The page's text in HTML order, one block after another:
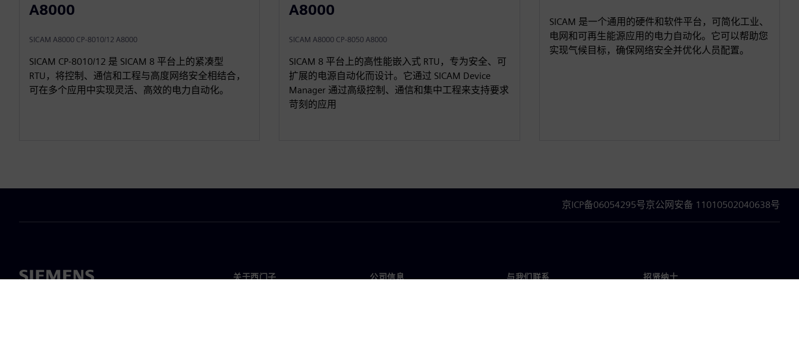
A8000
SICAM A8000 CP-8010/12 A8000
SICAM CP‑8010/12 是 SICAM 8 平台上的紧凑型
RTU，将控制、通信和工程与高度网络安全相结合，
可在多个应用中实现灵活、高效的电力自动化。
A8000
SICAM A8000 CP-8050 A8000
SICAM 8 平台上的高性能嵌入式 RTU，专为安全、可
扩展的电源自动化而设计。它通过 SICAM Device
Manager 通过高级控制、通信和集中工程来支持要求
苛刻的应用
SICAM 是一个通用的硬件和软件平台，可简化工业、
电网和可再生能源应用的电力自动化。它可以帮助您
实现气候目标，确保网络安全并优化人员配置。
京ICP备06054295号京公网安备 11010502040638号
关于西门子 公司信息 与我们联系 招贤纳士